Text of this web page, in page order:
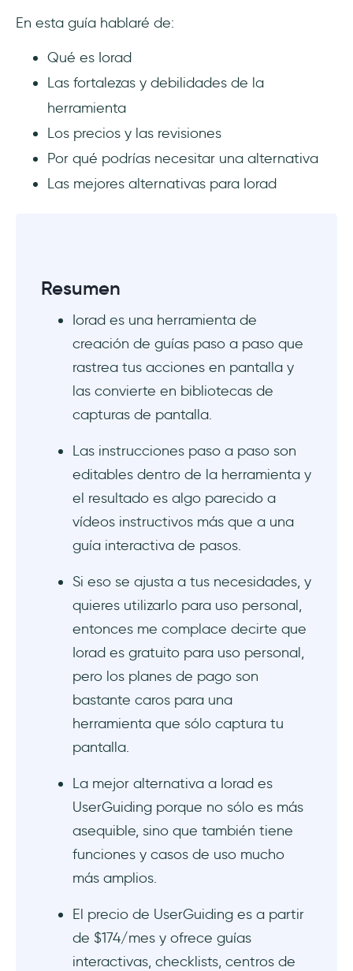
¿Cómo funciona Iorad?
¿Cuánto cuesta Iorad?
¿Cuáles son las mejores alternativas a
En esta guía hablaré de:
Qué es Iorad
Las fortalezas y debilidades de la
herramienta
Los precios y las revisiones
Por qué podrías necesitar una alternativa
Las mejores alternativas para Iorad
Resumen
Iorad es una herramienta de
creación de guías paso a paso que
rastrea tus acciones en pantalla y
las convierte en bibliotecas de
capturas de pantalla.
Las instrucciones paso a paso son
editables dentro de la herramienta y
el resultado es algo parecido a
vídeos instructivos más que a una
guía interactiva de pasos.
Si eso se ajusta a tus necesidades, y
quieres utilizarlo para uso personal,
entonces me complace decirte que
Iorad es gratuito para uso personal,
pero los planes de pago son
bastante caros para una
herramienta que sólo captura tu
pantalla.
La mejor alternativa a Iorad es
UserGuiding porque no sólo es más
asequible, sino que también tiene
funciones y casos de uso mucho
más amplios.
El precio de UserGuiding es a partir
de $174/mes y ofrece guías
interactivas, checklists, centros de